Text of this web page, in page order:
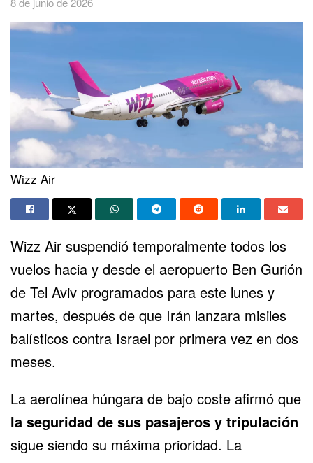
Wizz Air
Wizz Air suspendió temporalmente todos los
vuelos hacia y desde el aeropuerto Ben Gurión
de Tel Aviv programados para este lunes y
martes, después de que Irán lanzara misiles
balísticos contra Israel por primera vez en dos
meses.
La aerolínea húngara de bajo coste afirmó que
la seguridad de sus pasajeros y tripulación
sigue siendo su máxima prioridad. La